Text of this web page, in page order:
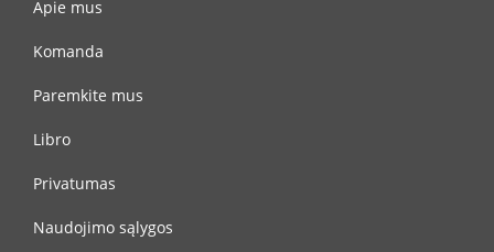
Apie mus
Komanda
Paremkite mus
Libro
Privatumas
Naudojimo sąlygos